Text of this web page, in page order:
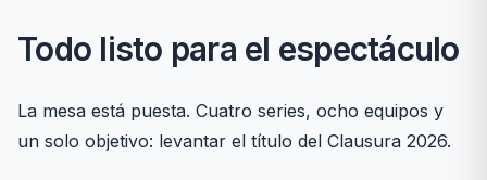
Todo listo para el espectáculo
La mesa está puesta. Cuatro series, ocho equipos y
un solo objetivo: levantar el título del Clausura 2026.